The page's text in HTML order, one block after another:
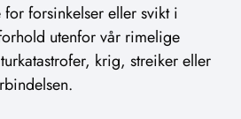
forsinkelser eller svikt i
utenfor vår rimelige
krig, streiker eller